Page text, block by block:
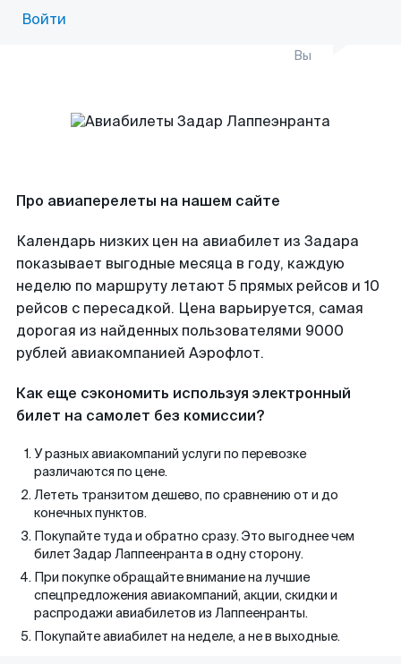
Войти
Вы
Про авиаперелеты на нашем сайте
Календарь низких цен на авиабилет из Задара
показывает выгодные месяца в году, каждую
неделю по маршруту летают 5 прямых рейсов и 10
рейсов с пересадкой. Цена варьируется, самая
дорогая из найденных пользователями 9000
рублей авиакомпанией Аэрофлот.
Как еще сэкономить используя электронный
билет на самолет без комиссии?
У разных авиакомпаний услуги по перевозке
различаются по цене.
Лететь транзитом дешево, по сравнению от и до
конечных пунктов.
Покупайте туда и обратно сразу. Это выгоднее чем
билет Задар Лаппеенранта в одну сторону.
При покупке обращайте внимание на лучшие
спецпредложения авиакомпаний, акции, скидки и
распродажи авиабилетов из Лаппеенранты.
Покупайте авиабилет на неделе, а не в выходные.